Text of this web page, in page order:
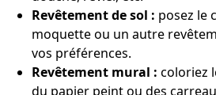
Revêtement de sol : posez le
moquette ou un autre
vos préférences.
Revêtement mural : coloriez
du papier peint ou des